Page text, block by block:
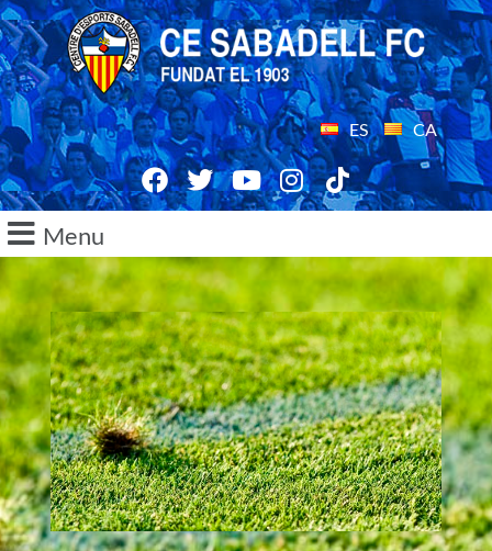
ES CA
Menu